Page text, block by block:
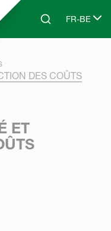
main content
SearchFR-BE
Select
DES COÛTS
ET